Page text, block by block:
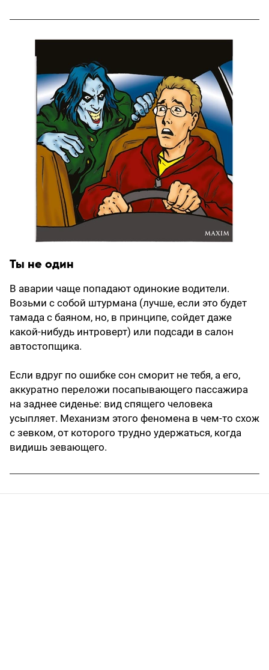
Ты не один
В аварии чаще попадают одинокие водители.
Возьми с собой штурмана (лучше, если это будет
тамада с баяном, но, в принципе, сойдет даже
какой-нибудь интроверт) или подсади в салон
автостопщика.
Если вдруг по ошибке сон сморит не тебя, а его,
аккуратно переложи посапывающего пассажира
на заднее сиденье: вид спящего человека
усыпляет. Механизм этого феномена в чем-то схож
с зевком, от которого трудно удержаться, когда
видишь зевающего.